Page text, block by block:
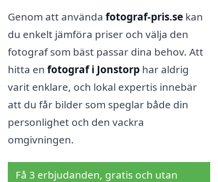
Genom att använda fotograf-pris.se kan
du enkelt jämföra priser och välja den
fotograf som bäst passar dina behov. Att
hitta en fotograf i Jonstorp har aldrig
varit enklare, och lokal expertis innebär
att du får bilder som speglar både din
personlighet och den vackra
omgivningen.
Få 3 erbjudanden, gratis och utan